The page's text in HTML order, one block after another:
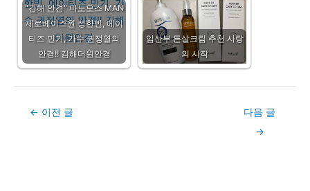
"김해 안경" 마노모스 MAN
제로베이스원 성한빈, 에이
티즈 민기, 가수 권정열의
안경!! 김해더원안경
임산부 튼살크림 추천 사랑
의 시작
Post← 이전 글
다음 글
→